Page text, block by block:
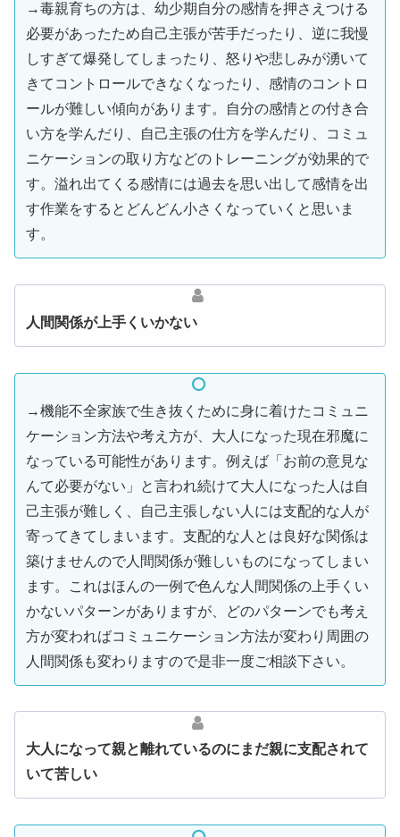
→毒親育ちの方は、幼少期自分の感情を押さえつける
必要があったため自己主張が苦手だったり、逆に我慢
しすぎて爆発してしまったり、怒りや悲しみが湧いて
きてコントロールできなくなったり、感情のコントロ
ールが難しい傾向があります。自分の感情との付き合
い方を学んだり、自己主張の仕方を学んだり、コミュ
ニケーションの取り方などのトレーニングが効果的で
す。溢れ出てくる感情には過去を思い出して感情を出
す作業をするとどんどん小さくなっていくと思いま
す。
人間関係が上手くいかない
→機能不全家族で生き抜くために身に着けたコミュニ
ケーション方法や考え方が、大人になった現在邪魔に
なっている可能性があります。例えば「お前の意見な
んて必要がない」と言われ続けて大人になった人は自
己主張が難しく、自己主張しない人には支配的な人が
寄ってきてしまいます。支配的な人とは良好な関係は
築けませんので人間関係が難しいものになってしまい
ます。これはほんの一例で色んな人間関係の上手くい
かないパターンがありますが、どのパターンでも考え
方が変わればコミュニケーション方法が変わり周囲の
人間関係も変わりますので是非一度ご相談下さい。
大人になって親と離れているのにまだ親に支配されて
いて苦しい